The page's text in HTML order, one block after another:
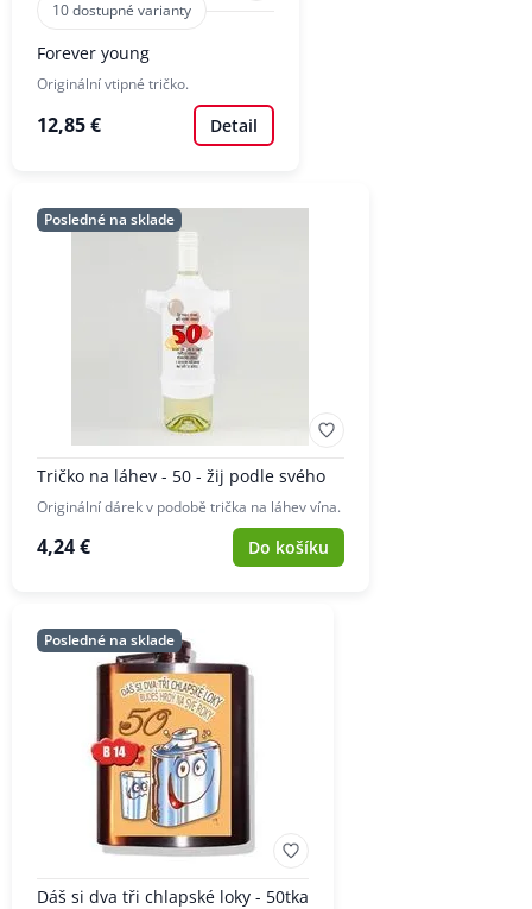
10 dostupné varianty
Forever young
Originální vtipné tričko.
12,85 € Detail
Posledné na sklade
Tričko na láhev - 50 - žij podle svého
Originální dárek v podobě trička na láhev vína.
4,24 € Do košíku
Posledné na sklade
Dáš si dva tři chlapské loky - 50tka